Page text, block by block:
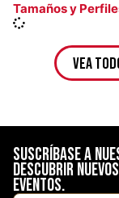
Tamaños y
Vea
Suscríbase a
descubrir
eventos.